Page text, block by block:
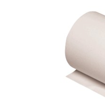
Apothekenrollen